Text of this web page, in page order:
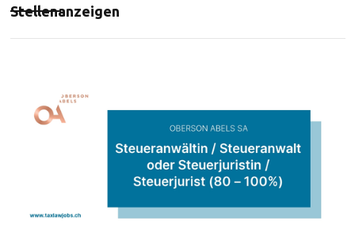
Stellenanzeigen